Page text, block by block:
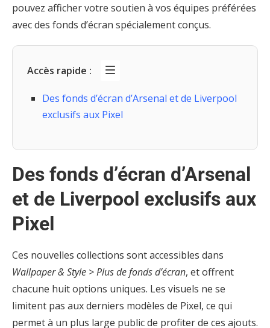
pouvez afficher votre soutien à vos équipes préférées
avec des fonds d’écran spécialement conçus.
Accès rapide :
Des fonds d’écran d’Arsenal et de Liverpool
exclusifs aux Pixel
Des fonds d’écran d’Arsenal
et de Liverpool exclusifs aux
Pixel
Ces nouvelles collections sont accessibles dans
Wallpaper & Style > Plus de fonds d’écran, et offrent
chacune huit options uniques. Les visuels ne se
limitent pas aux derniers modèles de Pixel, ce qui
permet à un plus large public de profiter de ces ajouts.